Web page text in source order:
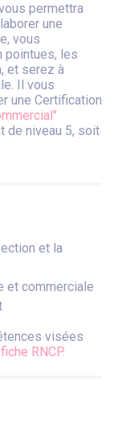
permettra
une
vous
pointues, les
et serez à
Il vous
une Certification
de niveau 5, soit
et la
et commerciale
visées
fiche RNCP.